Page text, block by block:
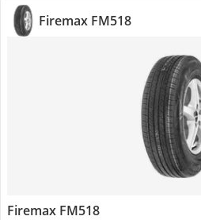
Firemax FM518
Firemax FM518